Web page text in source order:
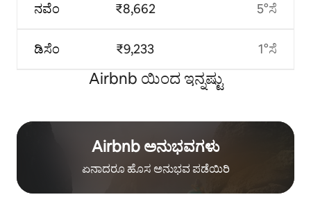
ನವೆಂ
ಡಿಸೆಂ
₹8,662
₹9,233
5°ಸೆ
1°ಸೆ
Airbnb ಯಿಂದ ಇನ್ನಷ್ಟು
Airbnb ಅನುಭವಗಳು
ಏನಾದರೂ ಹೊಸ ಅನುಭವ ಪಡೆಯಿರಿ